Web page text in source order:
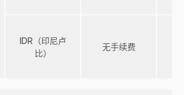
IDR（印尼卢
比）
无手续费